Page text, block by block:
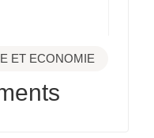
ET ECONOMIE